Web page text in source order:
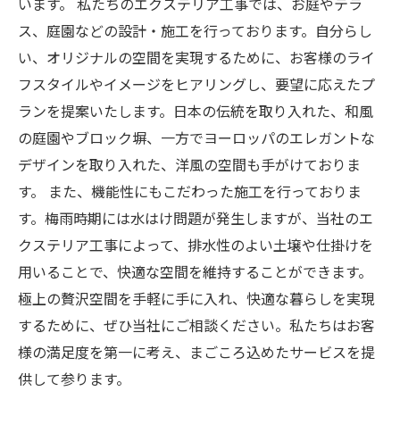
ス、庭園などの設計・施工を行っております。自分らし
い、オリジナルの空間を実現するために、お客様のライ
フスタイルやイメージをヒアリングし、要望に応えたプ
ランを提案いたします。日本の伝統を取り入れた、和風
の庭園やブロック塀、一方でヨーロッパのエレガントな
デザインを取り入れた、洋風の空間も手がけておりま
す。 また、機能性にもこだわった施工を行っておりま
す。梅雨時期には水はけ問題が発生しますが、当社のエ
クステリア工事によって、排水性のよい土壌や仕掛けを
用いることで、快適な空間を維持することができます。
極上の贅沢空間を手軽に手に入れ、快適な暮らしを実現
するために、ぜひ当社にご相談ください。私たちはお客
様の満足度を第一に考え、まごころ込めたサービスを提
供して参ります。